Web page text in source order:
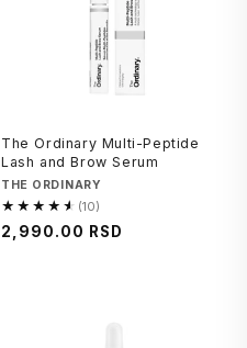
The Ordinary Multi-Peptide
Lash and Brow Serum
Brend
THE ORDINARY
★★★★★ (10)
4.5
od
Regularna
2,990.00 RSD